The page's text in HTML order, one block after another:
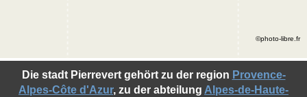
Die stadt Pierrevert gehört zu der region Provence-
Alpes-Côte d'Azur, zu der abteilung Alpes-de-Haute-
©photo-libre.fr